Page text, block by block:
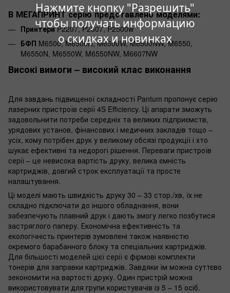
Нажмите кнопку "Разрешить"
чтобы получать информацию
о скидках и новинках
В МЕГАПРИНТ серію представлено моделями:
ПринтериP2207, P2507, P2500w
БФП M6500, M6500N, M6500W, M6500NW, M6550,
M6550N, M6550W, M6550NW, M6607NW
Високі вимоги – високий клас виконання
Для завдань підвищеної складності Pantum пропонує серію
лазерних пристроїв серії 4S Efficiency. Ці апарати зможуть
задовольнити потреби середніх та великих під­приємств,
урядових установ, фінансових і медичних закладів тощо –
усіх, кому потрібен друк у великому обсязі продукції і хто
шукає ефективні та недорогі рішення. Переваги пристроїв
серії – це невисока вартість друку, велика ємність
картриджів, довгий строк експлуатації та просте
налаштування.
Ці моделі мають швидкість друку 30 – 33 стор./хв, їх не
складно підключати до іншого обладнання, вони
забезпечують плавний друк і дають змогу легко позбутися
застряглого паперу. Економічна ефективність та
екологічність принтерів зумовлені також наявністю
окремого барабанного блоку та спеціальних картриджів.
Для більшості моделей цієї серії є фірмові комплекти
тонерів для заправки картриджів. Завдяки їм можна суттєво
зекономити на вартості друку. Один пристрій можна
використовувати для групи користувачів із 5 – 15 осіб.